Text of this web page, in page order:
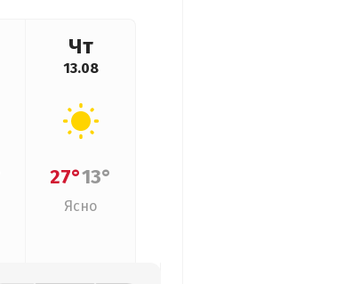
Чт
13.08
27°13°
Ясно